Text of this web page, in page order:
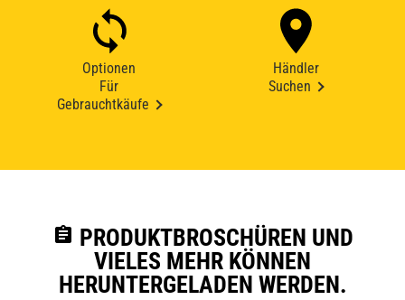
Optionen
Für
Gebrauchtkäufe
Händler
Suchen
assignment PRODUKTBROSCHÜREN UND
VIELES MEHR KÖNNEN
HERUNTERGELADEN WERDEN.